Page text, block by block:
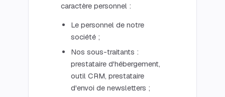
caractère personnel :
Le personnel de notre
société ;
Nos sous-traitants :
prestataire d'hébergement,
outil CRM, prestataire
d'envoi de newsletters ;